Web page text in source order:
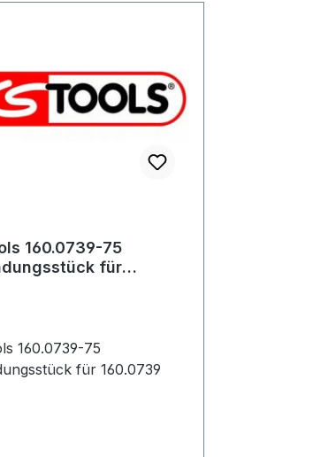
160.0739-75
für
160.0739-75
für 160.0739